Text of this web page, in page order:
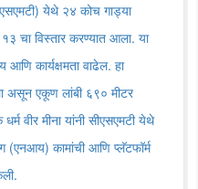
येथे २४ कोच गाड्या
चा विस्तार करण्यात आला. या
आणि कार्यक्षमता वाढेल. हा
असून एकूण लांबी ६९० मीटर
वीर मीना यांनी सीएसएमटी येथे
(एनआय) कामांची आणि प्लॅटफॉर्म